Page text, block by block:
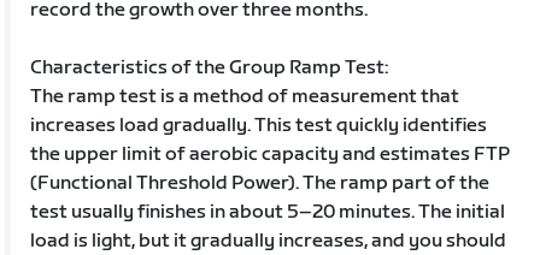
record the growth over three months.
Characteristics of the Group Ramp Test:
The ramp test is a method of measurement that
increases load gradually. This test quickly identifies
the upper limit of aerobic capacity and estimates FTP
(Functional Threshold Power). The ramp part of the
test usually finishes in about 5–20 minutes. The initial
load is light, but it gradually increases, and you should